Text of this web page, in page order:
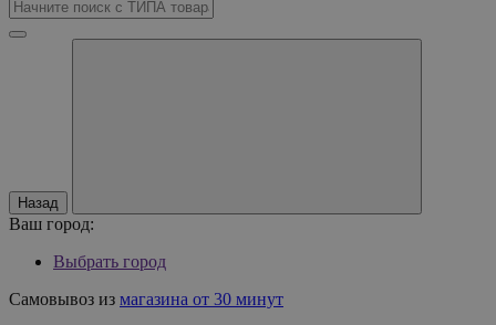
Назад
Ваш город:
Выбрать город
Самовывоз из магазина от 30 минут